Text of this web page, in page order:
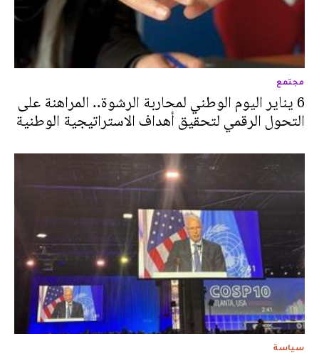
مجتمع
6 يناير اليوم الوطني لمحاربة الرشوة.. المراهنة على
التحول الرقمي لتحقيق أهداف الاستراتيجية الوطنية
سياسة